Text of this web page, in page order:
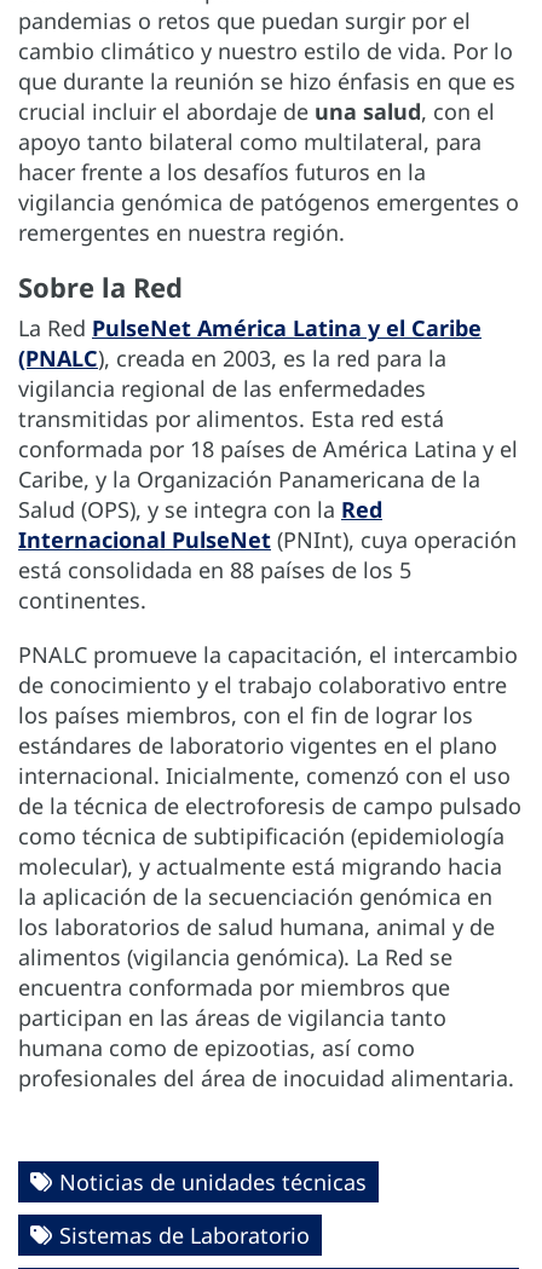
pandemias o retos que puedan surgir por el
cambio climático y nuestro estilo de vida. Por lo
que durante la reunión se hizo énfasis en que es
crucial incluir el abordaje de una salud, con el
apoyo tanto bilateral como multilateral, para
hacer frente a los desafíos futuros en la
vigilancia genómica de patógenos emergentes o
remergentes en nuestra región.
Sobre la Red
La Red PulseNet América Latina y el Caribe
(PNALC), creada en 2003, es la red para la
vigilancia regional de las enfermedades
transmitidas por alimentos. Esta red está
conformada por 18 países de América Latina y el
Caribe, y la Organización Panamericana de la
Salud (OPS), y se integra con la Red
Internacional PulseNet (PNInt), cuya operación
está consolidada en 88 países de los 5
continentes.
PNALC promueve la capacitación, el intercambio
de conocimiento y el trabajo colaborativo entre
los países miembros, con el fin de lograr los
estándares de laboratorio vigentes en el plano
internacional. Inicialmente, comenzó con el uso
de la técnica de electroforesis de campo pulsado
como técnica de subtipificación (epidemiología
molecular), y actualmente está migrando hacia
la aplicación de la secuenciación genómica en
los laboratorios de salud humana, animal y de
alimentos (vigilancia genómica). La Red se
encuentra conformada por miembros que
participan en las áreas de vigilancia tanto
humana como de epizootias, así como
profesionales del área de inocuidad alimentaria.
Noticias de unidades técnicas
Sistemas de Laboratorio